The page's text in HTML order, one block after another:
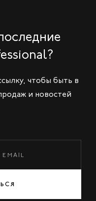
чтобы быть в
и новостей